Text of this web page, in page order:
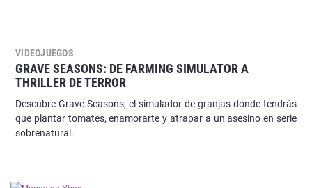
VIDEOJUEGOS
GRAVE SEASONS: DE FARMING SIMULATOR A
THRILLER DE TERROR
Descubre Grave Seasons, el simulador de granjas donde tendrás
que plantar tomates, enamorarte y atrapar a un asesino en serie
sobrenatural.